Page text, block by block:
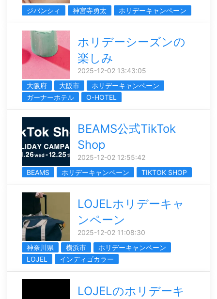
ジバンシィ
神宮寺勇太 ホリデーキャンペーン
ホリデーシーズンの
楽しみ
2025-12-02 13:43:05
大阪府
大阪市
ホリデーキャンペーン
ガーナーホテル
O-HOTEL
BEAMS公式TikTok
Shop
2025-12-02 12:55:42
BEAMS
ホリデーキャンペーン TIKTOK SHOP
LOJELホリデーキャ
ンペーン
2025-12-02 11:08:30
神奈川県
横浜市
ホリデーキャンペーン
LOJEL
インディゴカラー
LOJELのホリデーキ